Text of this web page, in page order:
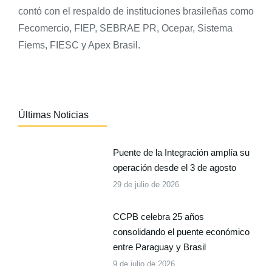
contó con el respaldo de instituciones brasileñas como
Fecomercio, FIEP, SEBRAE PR, Ocepar, Sistema
Fiems, FIESC y Apex Brasil.
Últimas Noticias
Puente de la Integración amplía su
operación desde el 3 de agosto
29 de julio de 2026
CCPB celebra 25 años
consolidando el puente económico
entre Paraguay y Brasil
9 de julio de 2026